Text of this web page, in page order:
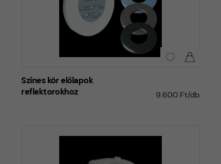
Színes kör előlapok
reflektorokhoz
9.600 Ft/db